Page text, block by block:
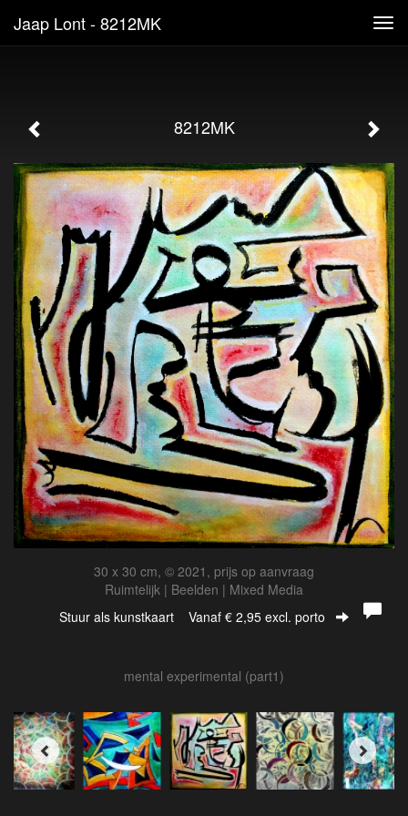
Jaap Lont - 8212MK
8212MK
30 x 30 cm, © 2021, prijs op aanvraag
Ruimtelijk | Beelden | Mixed Media
Stuur als kunstkaart Vanaf € 2,95 excl. porto
mental experimental (part1)